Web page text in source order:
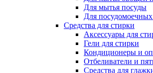
Для мытья посуды
Для
Средства для стирки
Аксессуары для
Гели для стирки
Кондиционеры и
Отбеливатели и
Средства для